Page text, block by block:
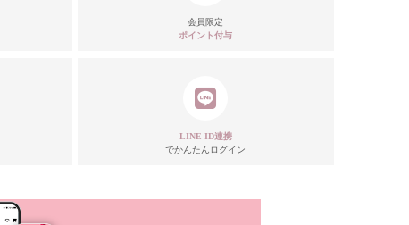
会員限定
ポイント付与
LINE ID連携
でかんたんログイン